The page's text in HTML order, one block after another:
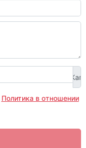
Политика в отношении